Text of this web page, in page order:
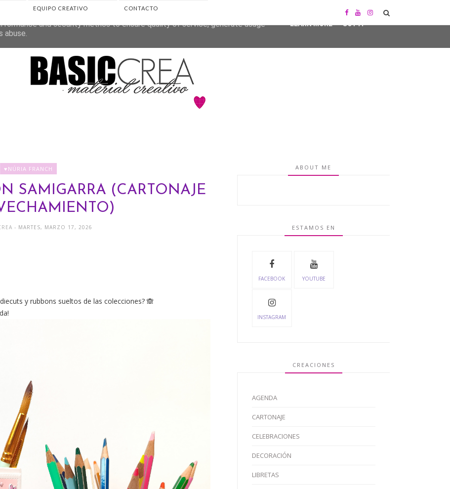
EQUIPO CREATIVO CONTACTO
♥NÚRIA FRANCH
SAMIGARRA (CARTONAJE
- MARTES, MARZO 17, 2026
y rubbons sueltos de las colecciones? 🙈
ABOUT ME
ESTAMOS EN
FACEBOOK YOUTUBE
INSTAGRAM
CREACIONES
AGENDA
CARTONAJE
CELEBRACIONES
DECORACIÓN
LIBRETAS
deliver its services and to analyze traffic. Your IP address and user-agent
and security metrics to ensure quality of service, generate usage
abuse.
LEARN MORE GOT IT